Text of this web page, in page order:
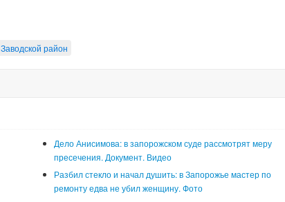
Заводской район
Дело Анисимова: в запорожском суде рассмотрят меру
пресечения. Документ. Видео
Разбил стекло и начал душить: в Запорожье мастер по
ремонту едва не убил женщину. Фото